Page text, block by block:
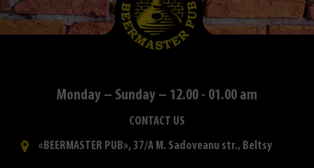
Monday – Sunday – 12.00 - 01.00 am
CONTACT US
«BEERMASTER PUB», 37/A M. Sadoveanu str., Beltsy